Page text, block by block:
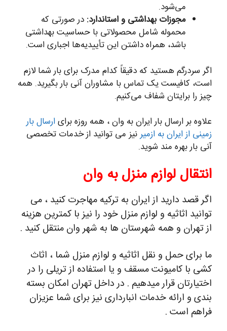
می‌شود.
مجوزات بهداشتی و استاندارد: در صورتی که
محموله شامل محصولاتی با حساسیت بهداشتی
باشد، همراه داشتن این تأییدیه‌ها اجباری است.
اگر سردرگم هستید که دقیقاً کدام مدرک برای بار شما لازم
است، کافیست یک تماس با مشاوران آنی بار بگیرید. همه
چیز را برایتان شفاف می‌کنیم.
علاوه بر ارسال بار ایران به وان ، همه روزه برایارسال بار
زمینی از ایران به ازمیرنیز می توانید از خدمات تخصصی
آنی بار بهره مند شوید.
انتقال لوازم منزل به وان
اگر قصد دارید از ایران به ترکیه مهاجرت کنید ، می
توانید اثاثیه و لوازم منزل خود را نیز با کمترین هزینه
از تهران و همه شهرستان ها به شهر وان منتقل کنید .
ما برای حمل و نقل اثاثیه و لوازم منزل شما ، اثاث
کشی با کامیونت مسقف و یا استفاده از تریلی را در
اختیارتان قرار میدهیم . در داخل تهران امکان بسته
بندی و ارائه خدمات انبارداری نیز برای شما عزیزان
فراهم است .